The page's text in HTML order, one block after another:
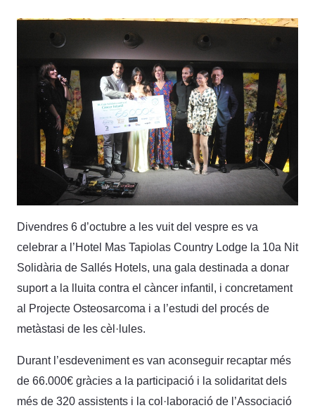
Divendres 6 d’octubre a les vuit del vespre es va
celebrar a l’Hotel Mas Tapiolas Country Lodge la 10a Nit
Solidària de Sallés Hotels, una gala destinada a donar
suport a la lluita contra el càncer infantil, i concretament
al Projecte Osteosarcoma i a l’estudi del procés de
metàstasi de les cèl·lules.
Durant l’esdeveniment es van aconseguir recaptar més
de 66.000€ gràcies a la participació i la solidaritat dels
més de 320 assistents i la col·laboració de l’Associació